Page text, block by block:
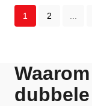
1 2